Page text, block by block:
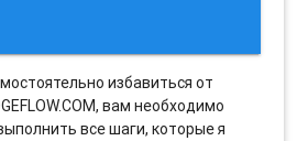
избавиться от
вам необходимо
все шаги, которые я